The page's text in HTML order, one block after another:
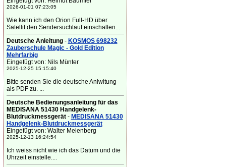
2026-01-01 07:23:05
Wie kann ich den Orion Full-HD über
Satellit den Sendersuchlauf einschalten...
Deutsche Anleitung- KOSMOS 698232
Zauberschule Magic - Gold Edition
Mehrfarbig
Eingefügt von: Nils Münter
2025-12-25 15:15:40
Bitte senden Sie die deutsche Anlwitung
als PDF zu. ...
Deutsche Bedienungsanleitung für das
MEDISANA 51430 Handgelenk-
Blutdruckmessgerät- MEDISANA 51430
Handgelenk-Blutdruckmessgerät
Eingefügt von: Walter Meienberg
2025-12-13 16:24:54
Ich weiss nicht wie ich das Datum und die
Uhrzeit einstelle....